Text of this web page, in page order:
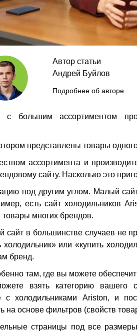
Автор статьи
Андрей Буйлов
Подробнее об авторе
большим ассортиментом
представлены товары
ассортимента и
сайту. Насколько это
под другим углом. Малый
есть сайт холодильников
многих брендов.
в большинстве случаев не
или «купить
бренд.
там, где вы можете
взять категорию вашего
с холодильниками Ariston, и
на основе фильтров (свойств
страницы под все